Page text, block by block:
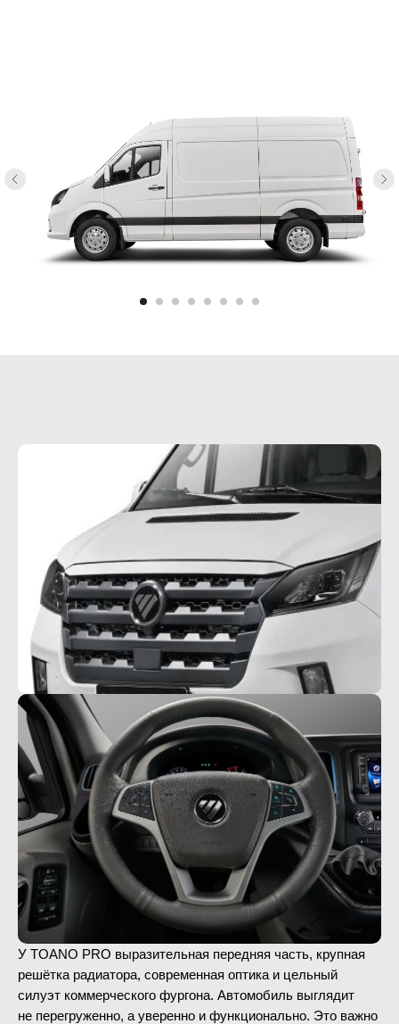
У TOANO PRO выразительная передняя часть, крупная
решётка радиатора, современная оптика и цельный
силуэт коммерческого фургона. Автомобиль выглядит
не перегруженно, а уверенно и функционально. Это важно